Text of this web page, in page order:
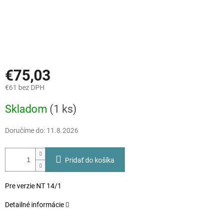
€75,03
€61 bez DPH
cena:
Skladom (1 ks)
Doručíme do: 11.8.2026
Pridať do košíka
Pre verzie NT 14/1
Detailné informácie